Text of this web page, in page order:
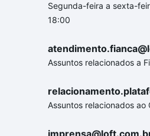
Segunda-feira a sexta-
18:00
Assuntos relacionados a
Assuntos relacionados ao